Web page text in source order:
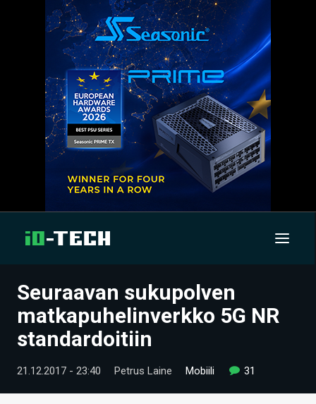
UUTISET
ARTIKKELIT
VIDEOT
TECHBBS
Seuraavan sukupolven
matkapuhelinverkko 5G NR
standardoitiin
21.12.2017 - 23:40 Petrus Laine Mobiili 31